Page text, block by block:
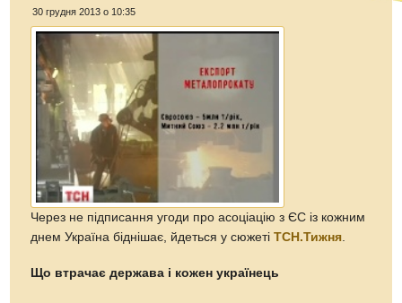
30 грудня 2013 о 10:35
Через не підписання угоди про асоціацію з ЄС із кожним
днем Україна біднішає, йдеться у сюжетіТСН.Тижня
Що втрачає держава і кожен українець